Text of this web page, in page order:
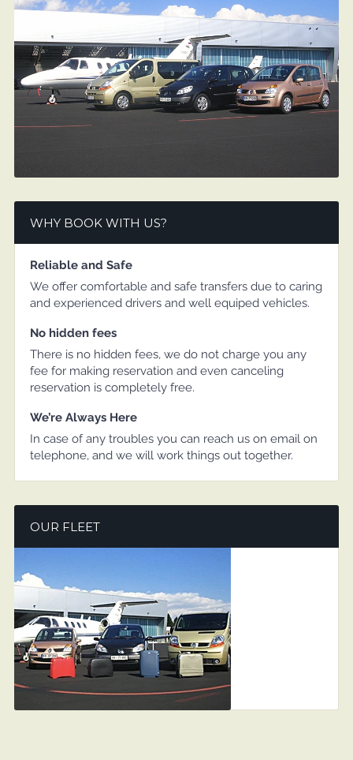
WHY BOOK WITH US?
Reliable and Safe
We offer comfortable and safe transfers due to caring
and experienced drivers and well equiped vehicles.
No hidden fees
There is no hidden fees, we do not charge you any
fee for making reservation and even canceling
reservation is completely free.
We’re Always Here
In case of any troubles you can reach us on email on
telephone, and we will work things out together.
OUR FLEET